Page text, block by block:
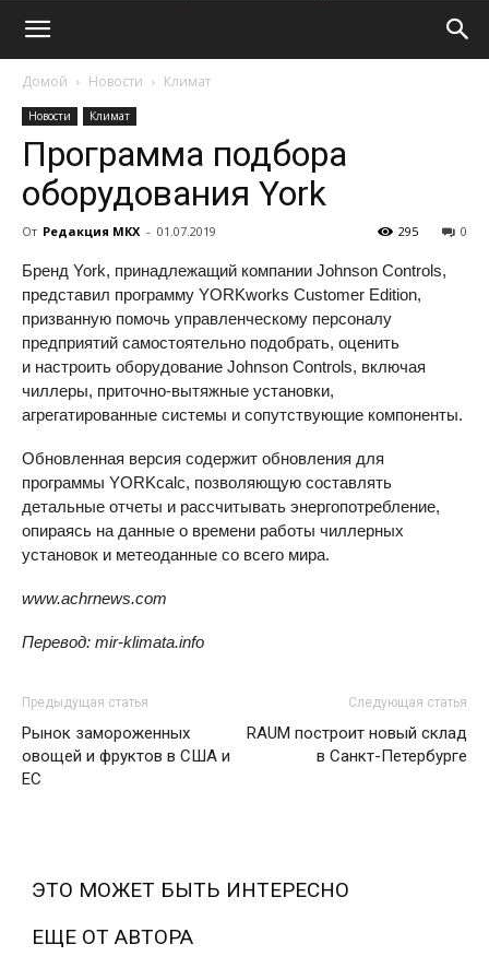
Домой Новости Климат
Новости Климат
Программа подбора
оборудования York
От Редакция МКХ - 01.07.2019 0
295
Бренд York, принадлежащий компании Johnson Controls,
представил программу YORKworks Customer Edition,
призванную помочь управленческому персоналу
предприятий самостоятельно подобрать, оценить
и настроить оборудование Johnson Controls, включая
чиллеры, приточно-вытяжные установки,
агрегатированные системы и сопутствующие компоненты.
Обновленная версия содержит обновления для
программы YORKcalc, позволяющую составлять
детальные отчеты и рассчитывать энергопотребление,
опираясь на данные о времени работы чиллерных
установок и метеоданные со всего мира.
www.achrnews.com
Перевод: mir-klimata.info
Предыдущая статья
Рынок замороженных
овощей и фруктов в США и
ЕС
Следующая статья
RAUM построит новый склад
в Санкт-Петербурге
ЭТО МОЖЕТ БЫТЬ ИНТЕРЕСНО
ЕЩЕ ОТ АВТОРА